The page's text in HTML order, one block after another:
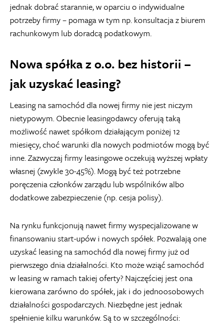
jednak dobrać starannie, w oparciu o indywidualne
potrzeby firmy – pomaga w tym np. konsultacja z biurem
rachunkowym lub doradcą podatkowym.
Nowa spółka z o.o. bez historii –
jak uzyskać leasing?
Leasing na samochód dla nowej firmy nie jest niczym
nietypowym. Obecnie leasingodawcy oferują taką
możliwość nawet spółkom działającym poniżej 12
miesięcy, choć warunki dla nowych podmiotów mogą być
inne. Zazwyczaj firmy leasingowe oczekują wyższej wpłaty
własnej (zwykle 30-45%). Mogą być też potrzebne
poręczenia członków zarządu lub wspólników albo
dodatkowe zabezpieczenie (np. cesja polisy).
Na rynku funkcjonują nawet firmy wyspecjalizowane w
finansowaniu start-upów i nowych spółek. Pozwalają one
uzyskać leasing na samochód dla nowej firmy już od
pierwszego dnia działalności. Kto może wziąć samochód
w leasing w ramach takiej oferty? Najczęściej jest ona
kierowana zarówno do spółek, jak i do jednoosobowych
działalności gospodarczych. Niezbędne jest jednak
spełnienie kilku warunków. Są to w szczególności: